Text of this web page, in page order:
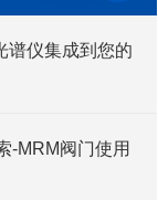
谱仪集成到您的
-MRM阀门使用